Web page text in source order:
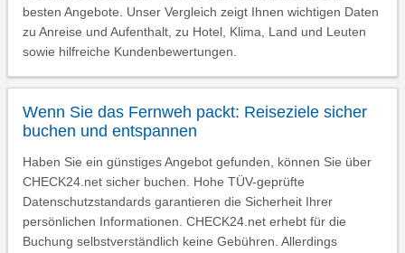
besten Angebote. Unser Vergleich zeigt Ihnen wichtigen Daten
zu Anreise und Aufenthalt, zu Hotel, Klima, Land und Leuten
sowie hilfreiche Kundenbewertungen.
Wenn Sie das Fernweh packt: Reiseziele sicher
buchen und entspannen
Haben Sie ein günstiges Angebot gefunden, können Sie über
CHECK24.net sicher buchen. Hohe TÜV-geprüfte
Datenschutzstandards garantieren die Sicherheit Ihrer
persönlichen Informationen. CHECK24.net erhebt für die
Buchung selbstverständlich keine Gebühren. Allerdings